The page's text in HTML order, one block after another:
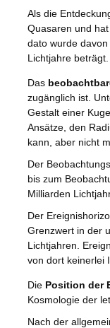
Als die
Quasaren und
dato wurde
Lichtjahre
Das
zugänglich ist.
Gestalt einer
Ansätze, den
kann, aber nicht
Der
bis zum
Milliarden
Der
Grenzwert in der
Lichtjahren.
von dort keinerlei
Die Position der
Kosmologie der
Nach der